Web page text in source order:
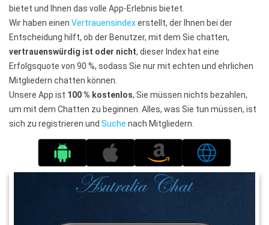
bietet und Ihnen das volle App-Erlebnis bietet.
Wir haben einen Vertrauensindexerstellt, der Ihnen bei der
Entscheidung hilft, ob der Benutzer, mit dem Sie chatten,
vertrauenswürdig ist oder nicht, dieser Index hat eine
Erfolgsquote von 90 %, sodass Sie nur mit echten und ehrlichen
Mitgliedern chatten können.
Unsere App ist 100 % kostenlos, Sie müssen nichts bezahlen,
um mit dem Chatten zu beginnen. Alles, was Sie tun müssen, ist
sich zu registrieren und Suche nach Mitgliedern.